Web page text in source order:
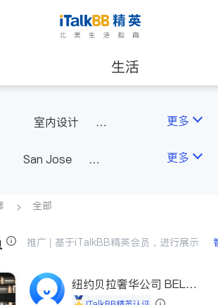
生活
教育
非盈利组织
室内设计
材
室内装修
更多
San Jose
& Oakland
更多
全部
推广 | 基于iTalkBB精英会员，进行展示
纽约贝拉奢华公司 BELL
A LUXE